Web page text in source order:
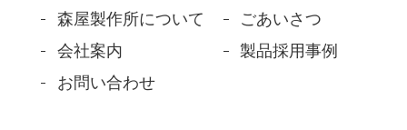
森屋製作所について
ごあいさつ
会社案内
製品採用事例
お問い合わせ